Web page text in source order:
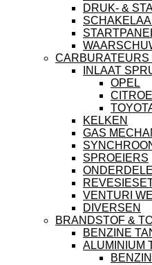
DRUK- &
CARBURATEURS
INLAAT
OPEL
KELKEN
GAS
SPROEIERS
VENTURI
DIVERSEN
BRANDSTOF &
BENZINE
ALUMINIUM